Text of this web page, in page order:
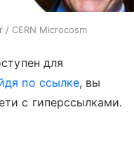
/ CERN Microcosm
для
по ссылке, вы
с гиперссылками.